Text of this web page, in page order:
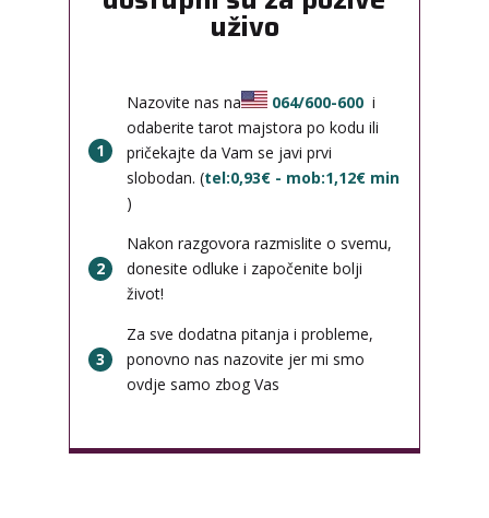
uživo
1
Nazovite nas na 064/600-600 i
odaberite tarot majstora po kodu ili
pričekajte da Vam se javi prvi
slobodan. (tel:0,93€ - mob:1,12€ min
)
2
Nakon razgovora razmislite o svemu,
donesite odluke i započenite bolji
život!
3
Za sve dodatna pitanja i probleme,
ponovno nas nazovite jer mi smo
ovdje samo zbog Vas